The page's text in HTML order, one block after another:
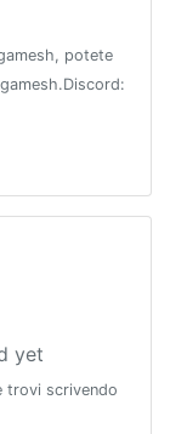
potete
yet
trovi scrivendo